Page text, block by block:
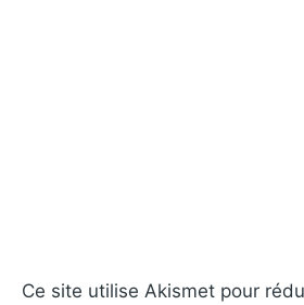
Ce site utilise Akismet pour